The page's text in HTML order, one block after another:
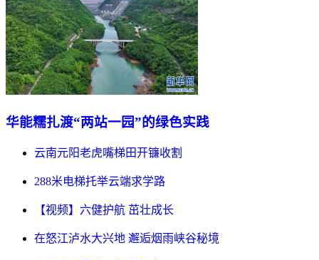
华能糯扎渡“两站一园”的绿色实践
云南元阳老虎嘴梯田开镰收割
288米电梯托举云端求学路
【视频】六健护航 茁壮成长
在怒江泸水大兴地 邂逅烟雨峡谷秘境